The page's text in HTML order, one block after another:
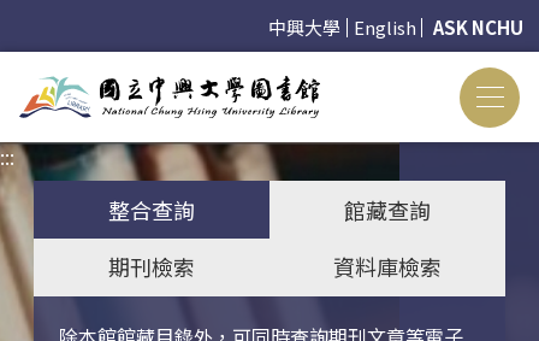
中興大學 English ASK NCHU
:::
整合查詢
館藏查詢
期刊檢索
資料庫檢索